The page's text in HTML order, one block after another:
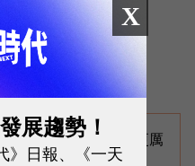
，蔡篤昌：還會有更厲
房都搬上樓？
X
展趨勢！
》日報、《一天